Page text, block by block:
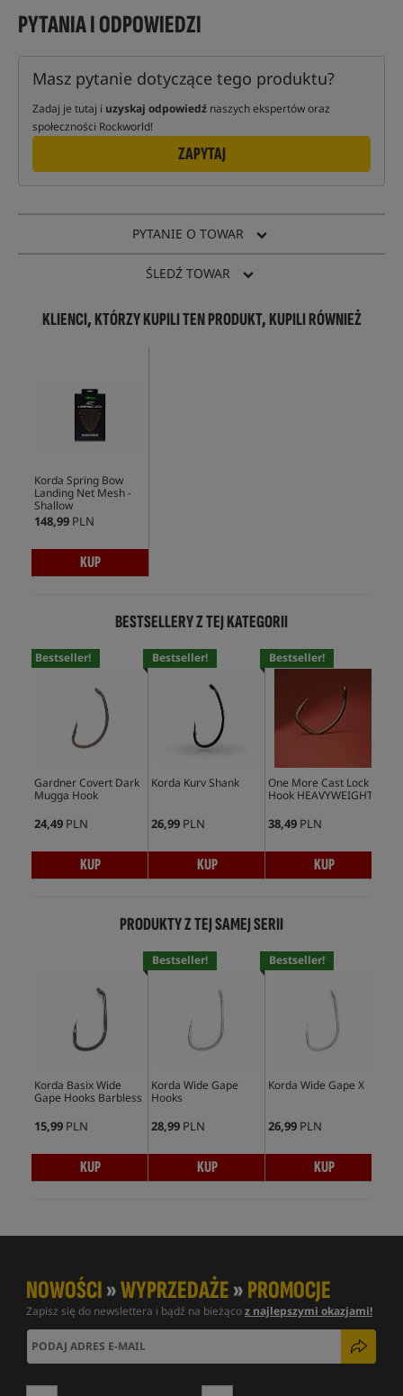
PYTANIA I ODPOWIEDZI
Masz pytanie dotyczące tego produktu?
Zadaj je tutaj i uzyskaj odpowiedź naszych ekspertów oraz
społeczności Rockworld!
ZAPYTAJ
PYTANIE O TOWAR
ŚLEDŹ TOWAR
KLIENCI, KTÓRZY KUPILI TEN PRODUKT, KUPILI RÓWNIEŻ
Korda Spring Bow
Landing Net Mesh -
Shallow
148,99 PLN
KUP
BESTSELLERY Z TEJ KATEGORII
Bestseller!
Gardner Covert Dark
Mugga Hook
24,49 PLN
KUP
Bestseller!
Korda Kurv Shank
26,99 PLN
KUP
Bestseller!
One More Cast Lock
Hook HEAVYWEIGHT
38,49 PLN
KUP
PRODUKTY Z TEJ SAMEJ SERII
Korda Basix Wide
Gape Hooks Barbless
15,99 PLN
KUP
Bestseller!
Korda Wide Gape
Hooks
28,99 PLN
KUP
Bestseller!
Korda Wide Gape X
26,99 PLN
KUP
NOWOŚCI»WYPRZEDAŻE»PROMOCJE
Zapisz się do newslettera i bądź na bieżącoz najlepszymi okazjami!